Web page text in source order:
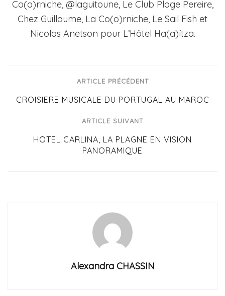
Co(o)rniche, @laguitoune, Le Club Plage Pereire,
Chez Guillaume, La Co(o)rniche, Le Sail Fish et
Nicolas Anetson pour L’Hôtel Ha(a)ïtza.
ARTICLE PRÉCÉDENT
CROISIERE MUSICALE DU PORTUGAL AU MAROC
ARTICLE SUIVANT
HOTEL CARLINA, LA PLAGNE EN VISION
PANORAMIQUE
Alexandra CHASSIN